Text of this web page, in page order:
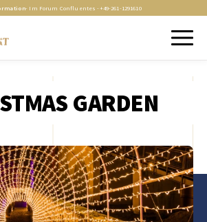
- Im Forum Confluentes -+49-261-1291610
GARDEN